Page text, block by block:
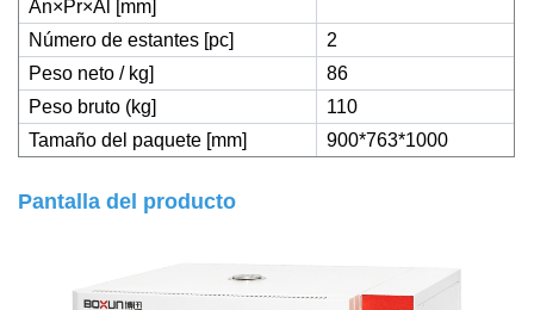
An×Pr×Al [mm]
Número de estantes [pc]
2
Peso neto / kg]
86
Peso bruto (kg]
110
Tamaño del paquete [mm]
900*763*1000
Pantalla del producto